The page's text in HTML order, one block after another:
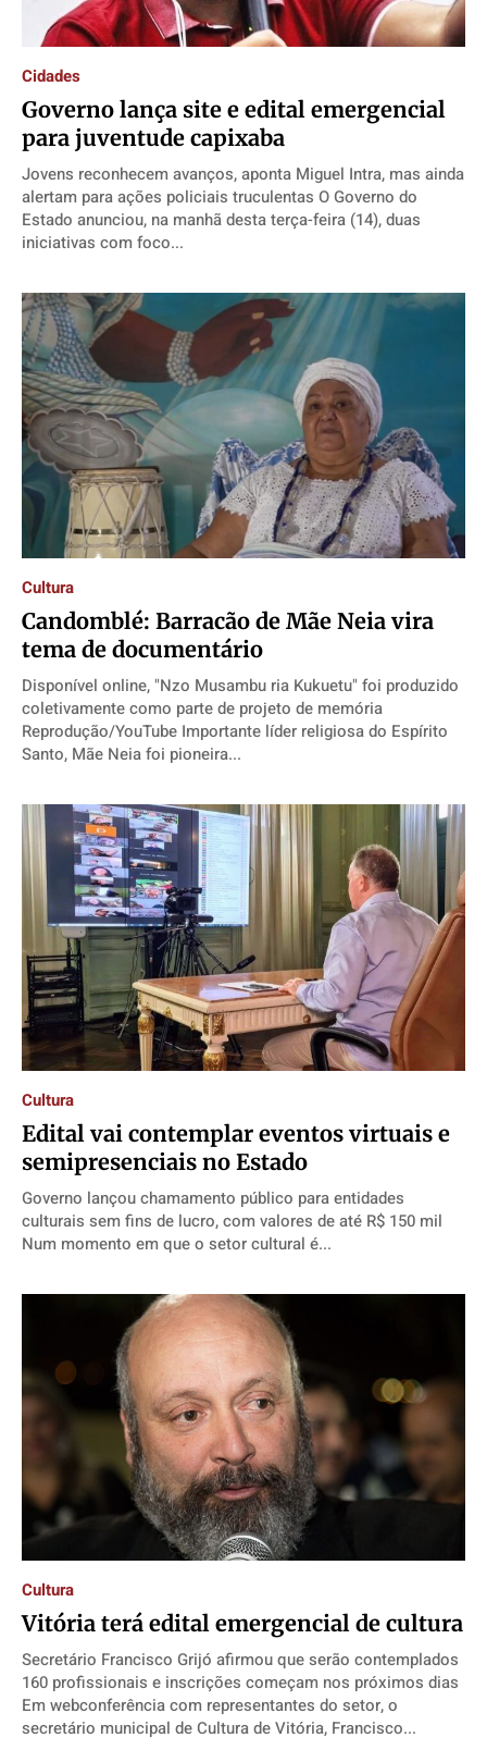
Cidades
Governo lança site e edital emergencial
para juventude capixaba
Jovens reconhecem avanços, aponta Miguel Intra, mas ainda
alertam para ações policiais truculentas O Governo do
Estado anunciou, na manhã desta terça-feira (14), duas
iniciativas com foco...
Cultura
Candomblé: Barracão de Mãe Neia vira
tema de documentário
Disponível online, "Nzo Musambu ria Kukuetu" foi produzido
coletivamente como parte de projeto de memória
Reprodução/YouTube Importante líder religiosa do Espírito
Santo, Mãe Neia foi pioneira...
Cultura
Edital vai contemplar eventos virtuais e
semipresenciais no Estado
Governo lançou chamamento público para entidades
culturais sem fins de lucro, com valores de até R$ 150 mil
Num momento em que o setor cultural é...
Cultura
Vitória terá edital emergencial de cultura
Secretário Francisco Grijó afirmou que serão contemplados
160 profissionais e inscrições começam nos próximos dias
Em webconferência com representantes do setor, o
secretário municipal de Cultura de Vitória, Francisco...